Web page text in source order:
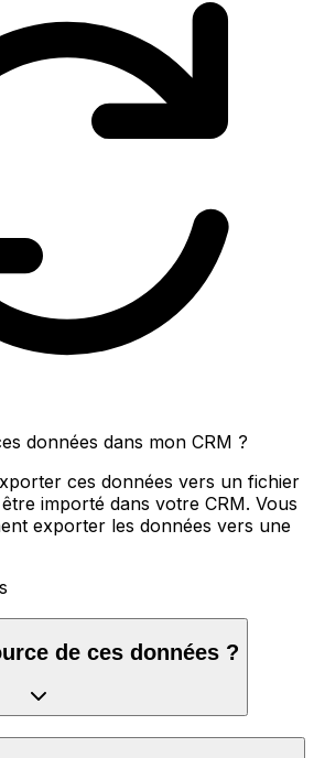
données dans mon CRM ?
ces données vers un fichier
importé dans votre CRM. Vous
exporter les données vers une
de ces données ?